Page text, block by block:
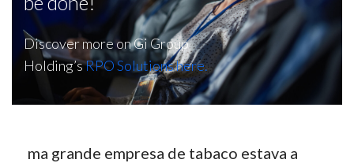
Discover more on Gi Group
Holding’sRPO Solutions here.
ma grande empresa de tabaco estava a